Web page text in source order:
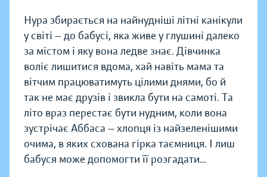
Нура збирається на найнудніші літні канікули
у світі — до бабусі, яка живе у глушині далеко
за містом і яку вона ледве знає. Дівчинка
воліє лишитися вдома, хай навіть мама та
вітчим працюватимуть цілими днями, бо й
так не має друзів і звикла бути на самоті. Та
літо враз перестає бути нудним, коли вона
зустрічає Аббаса — хлопця із найзеленішими
очима, в яких схована гірка таємниця. І лиш
бабуся може допомогти її розгадати…